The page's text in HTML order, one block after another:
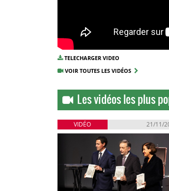
TELECHARGER VIDEO
VOIR TOUTES LES VIDÉOS
Les vidéos les plus
VIDÉO 21/11/